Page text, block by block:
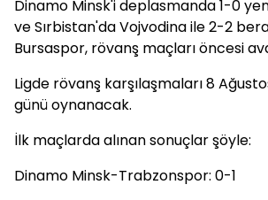
Dinamo Minsk'i deplasmanda 1-0
ve Sırbistan'da Vojvodina ile 2-2
Bursaspor, rövanş maçları öncesi
Ligde rövanş karşılaşmaları 8
günü oynanacak.
İlk maçlarda alınan sonuçlar şöyle:
Dinamo Minsk-Trabzonspor: 0-1